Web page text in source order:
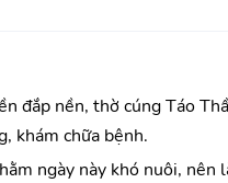
đắp nền, thờ cúng Táo
khám chữa bệnh.
ngày này khó nuôi, nên